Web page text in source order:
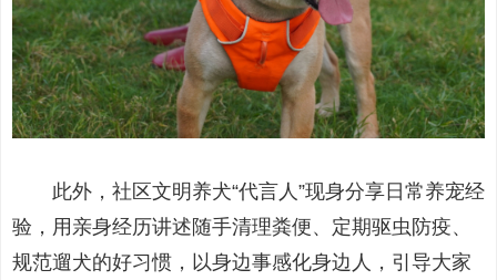
此外，社区文明养犬“代言人”现身分享日常养宠经
验，用亲身经历讲述随手清理粪便、定期驱虫防疫、
规范遛犬的好习惯，以身边事感化身边人，引导大家